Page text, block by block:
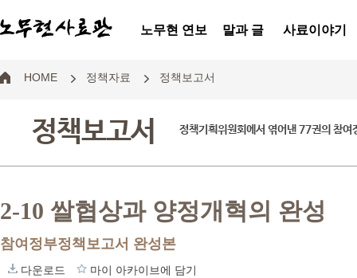
노무현 연보 말과 글 사료이야기
HOME 정책자료 정책보고서
정책보고서 정책기획위원회에서 엮어낸 77권의 참여
2-10 쌀협상과 양정개혁의 완성
참여정부정책보고서 완성본
다운로드 마이 아카이브에 담기